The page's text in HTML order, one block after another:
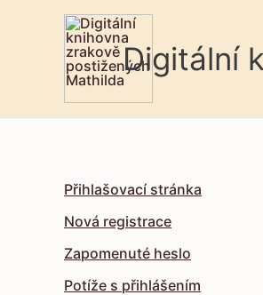
Digitální
Přihlašovací stránka
Nová registrace
Zapomenuté heslo
Potíže s přihlášením